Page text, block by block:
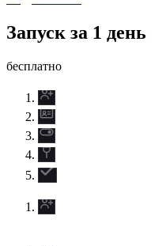
Запуск за 1 день
бесплатно